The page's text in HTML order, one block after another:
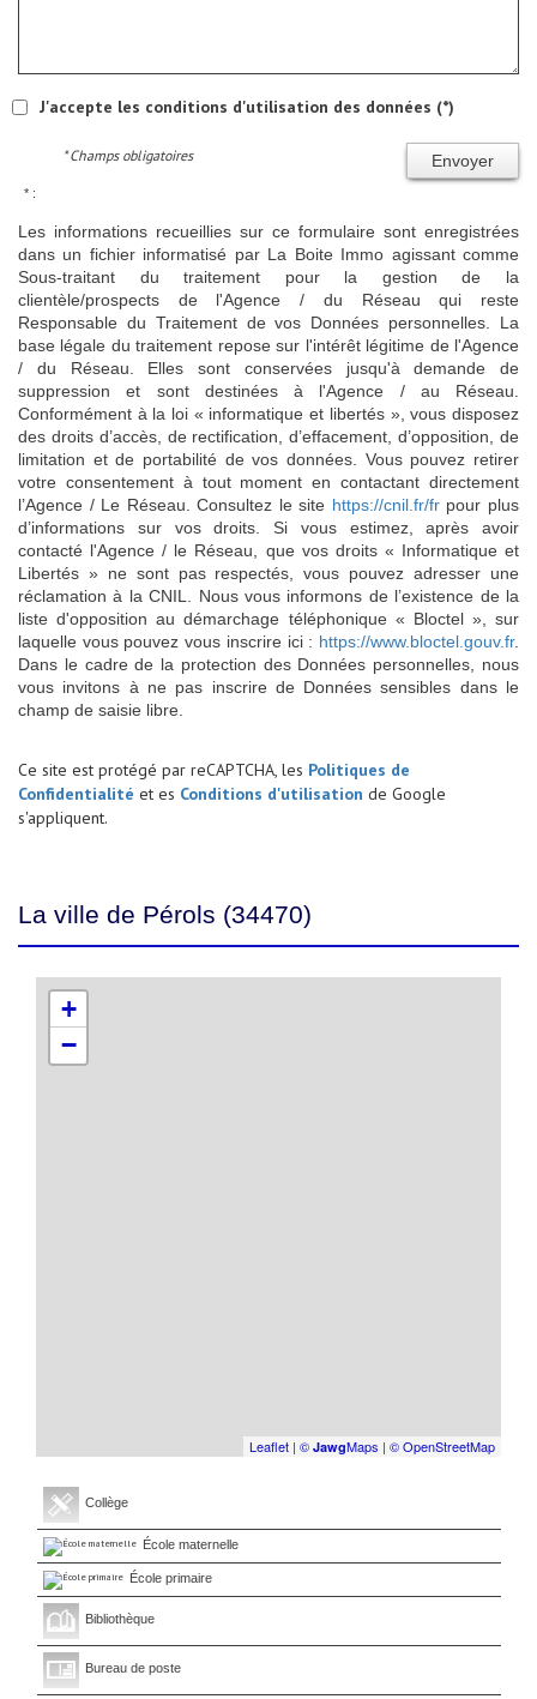
J'accepte les conditions d'utilisation des données (*)
Envoyer
* Champs obligatoires
* :
Les informations recueillies sur ce formulaire sont enregistrées
dans un fichier informatisé par La Boite Immo agissant comme
Sous-traitant du traitement pour la gestion de la
clientèle/prospects de l'Agence / du Réseau qui reste
Responsable du Traitement de vos Données personnelles. La
base légale du traitement repose sur l'intérêt légitime de l'Agence
/ du Réseau. Elles sont conservées jusqu'à demande de
suppression et sont destinées à l'Agence / au Réseau.
Conformément à la loi « informatique et libertés », vous disposez
des droits d’accès, de rectification, d’effacement, d’opposition, de
limitation et de portabilité de vos données. Vous pouvez retirer
votre consentement à tout moment en contactant directement
l’Agence / Le Réseau. Consultez le site https://cnil.fr/frpour plus
d’informations sur vos droits. Si vous estimez, après avoir
contacté l'Agence / le Réseau, que vos droits « Informatique et
Libertés » ne sont pas respectés, vous pouvez adresser une
réclamation à la CNIL. Nous vous informons de l’existence de la
liste d'opposition au démarchage téléphonique « Bloctel », sur
laquelle vous pouvez vous inscrire ici : https://www.bloctel.gouv.fr.
Dans le cadre de la protection des Données personnelles, nous
vous invitons à ne pas inscrire de Données sensibles dans le
champ de saisie libre.
Ce site est protégé par reCAPTCHA, les Politiques de
Confidentialité et es Conditions d'utilisation de Google
s'appliquent.
La ville de Pérols (34470)
+
−
Leaflet | © JawgMaps | © OpenStreetMap
Collège
École maternelle
École primaire
Bibliothèque
Bureau de poste